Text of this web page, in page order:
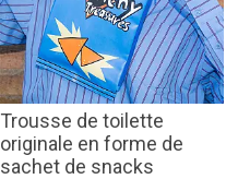
Trousse de toilette
originale en forme de
sachet de snacks